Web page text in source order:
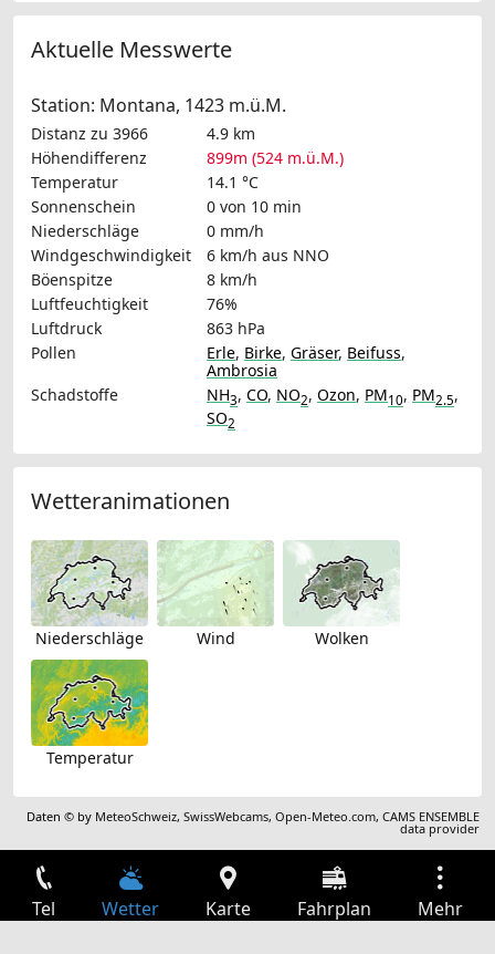
Aktuelle Messwerte
Station: Montana, 1423 m.ü.M.
Distanz zu 3966
4.9 km
Höhendifferenz
899m (524 m.ü.M.)
Temperatur
14.1 °C
Sonnenschein
0 von 10 min
Niederschläge
0 mm/h
Windgeschwindigkeit
6 km/h aus NNO
Böenspitze
8 km/h
Luftfeuchtigkeit
76%
Luftdruck
863 hPa
Pollen
Erle, Birke, Gräser, Beifuss,
Ambrosia
Schadstoffe
NH3, CO, NO2, Ozon, PM10, PM2.5,
SO2
Wetteranimationen
Niederschläge Wind Wolken
Temperatur
Daten © by MeteoSchweiz,SwissWebcams,Open-Meteo.com,CAMS ENSEMBLE
data provider
Tel Wetter Karte Fahrplan Mehr